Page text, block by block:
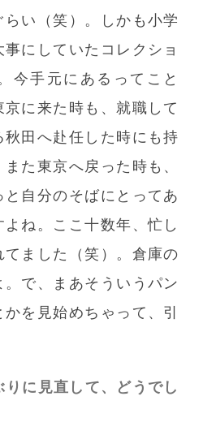
い（笑）。しかも小学
にしていたコレクショ
今手元にあるってこと
に来た時も、就職して
田へ赴任した時にも持
た東京へ戻った時も、
自分のそばにとってあ
ね。ここ十数年、忙し
てました（笑）。倉庫の
で、まあそういうパン
を見始めちゃって、引
りに見直して、どうでし